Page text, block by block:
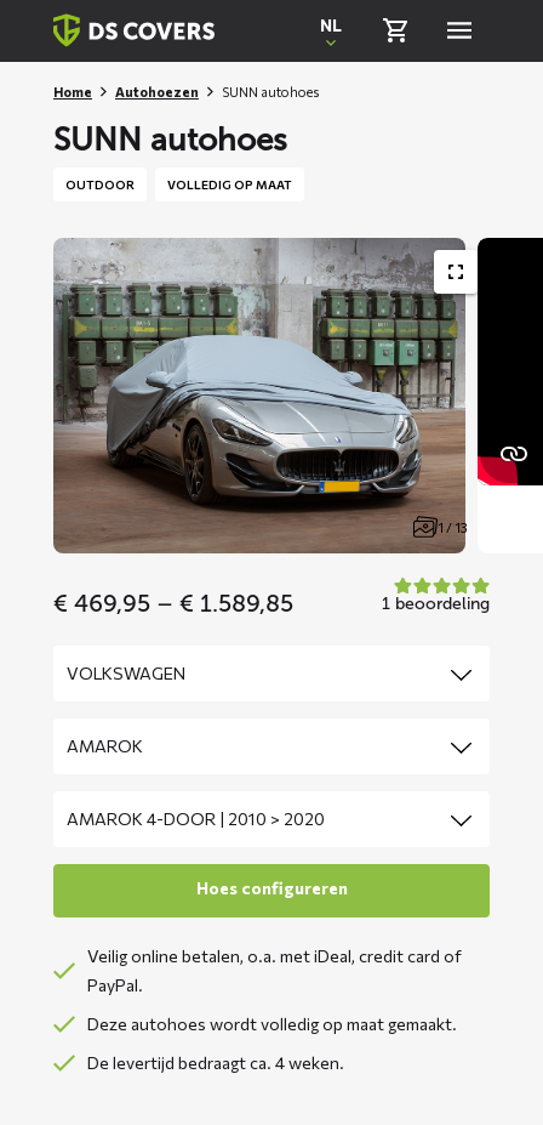
Skiplinks
NL
Home Autohoezen SUNN autohoes
SUNN autohoes
OUTDOOR VOLLEDIG OP MAAT
1 / 13
€ 469,95 – € 1.589,85Price
1 beoordeling
Veilig online betalen, o.a. met iDeal, credit card of
PayPal.
Deze autohoes wordt volledig op maat gemaakt.
De levertijd bedraagt ca. 4 weken.